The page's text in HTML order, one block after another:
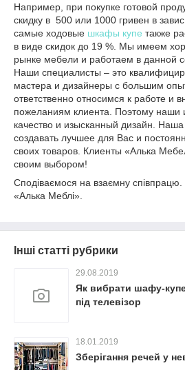
Например, при покупке готовой
скидку в 500 или 1000 гривен в
самые ходовые шкафы купе также
в виде скидок до 19 %. Мы имеем
рынке мебели и работаем в данной
Наши специалисты – это
мастера и дизайнеры с большим
ответственно относимся к работе и
пожеланиям клиента. Поэтому наши
качество и изысканный дизайн.
создавать лучшее для Вас и
своих товаров. Клиенты «Алька
своим выбором!
Сподіваємося на взаємну
«Алька Меблі».
Інші статті рубрики
29.08.2019
Як вибрати шафу-
під телевізор
18.01.2019
Зберігання речей у